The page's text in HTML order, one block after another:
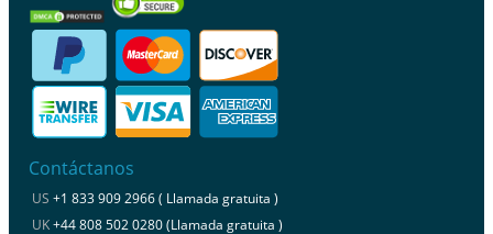
Contáctanos
US +1 833 909 2966 ( Llamada gratuita )
UK+44 808 502 0280 (Llamada gratuita )